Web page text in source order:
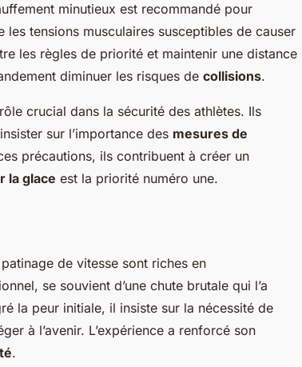
minutieux est recommandé pour
tensions musculaires susceptibles de causer
les règles de priorité et maintenir une distance
diminuer les risques de collisions.
crucial dans la sécurité des athlètes. Ils
sur l’importance des mesures de
précautions, ils contribuent à créer un
la glace est la priorité numéro une.
de vitesse sont riches en
se souvient d’une chute brutale qui l’a
la peur initiale, il insiste sur la nécessité de
à l’avenir. L’expérience a renforcé son
.